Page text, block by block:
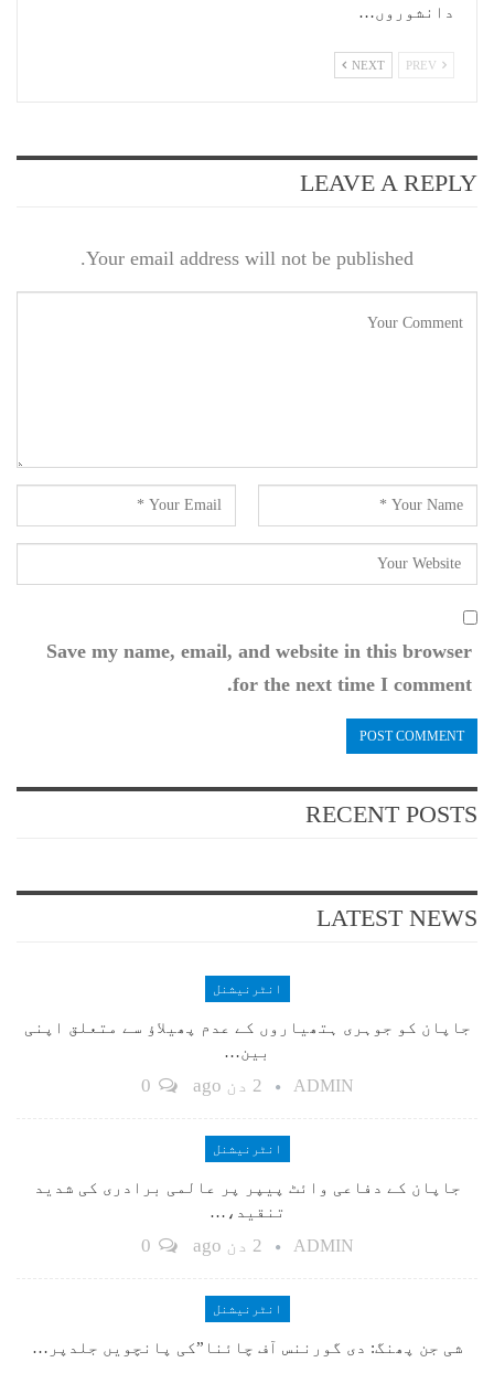
دانشوروں…
NEXT
LEAVE A REPLY
Your email address will not be published.
Save my name, email, and website in this browser
for the next time I comment.
RECENT POSTS
LATEST NEWS
انٹرنیشنل
جاپان کو جوہری ہتھیاروں کے عدم پھیلاؤ سے متعلق اپنی
بین…
ADMIN 2 دن ago
انٹرنیشنل
جاپان کے دفاعی وائٹ پیپر پر عالمی برادری کی شدید
تنقید،…
ADMIN 2 دن ago
انٹرنیشنل
شی جن پھنگ: دی گورننس آف چائنا”کی پانچویں جلدپر…